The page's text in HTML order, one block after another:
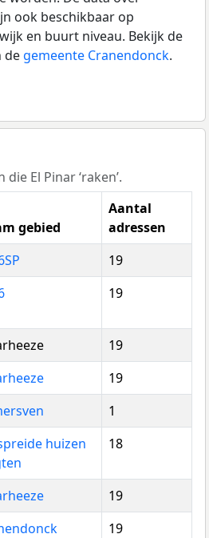
ook beschikbaar op
en buurt niveau. Bekijk de
de gemeente Cranendonck.
El Pinar ‘raken’.
gebied
Aantal
adressen
19
19
19
19
1
huizen
18
19
19